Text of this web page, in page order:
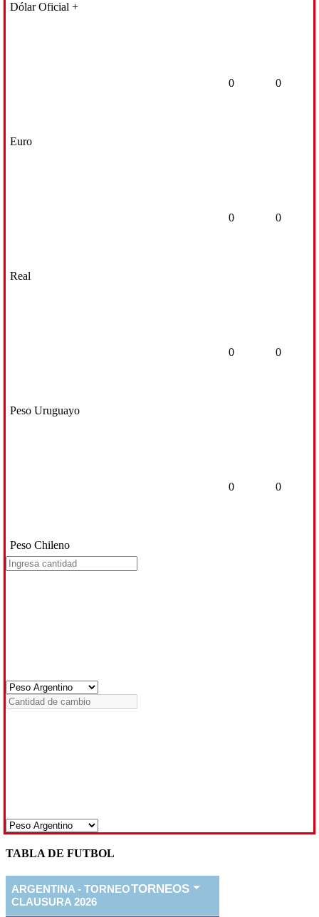
Dólar Oficial +
Euro
0 0
Real
0 0
Peso Uruguayo
0 0
Peso Chileno
0 0
TABLA DE FUTBOL